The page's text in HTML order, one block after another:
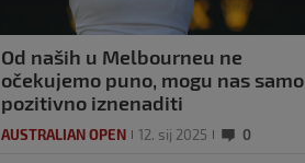
Od naših u Melbourneu ne
očekujemo puno, mogu nas samo
pozitivno iznenaditi
AUSTRALIAN OPEN 12. sij 2025 0